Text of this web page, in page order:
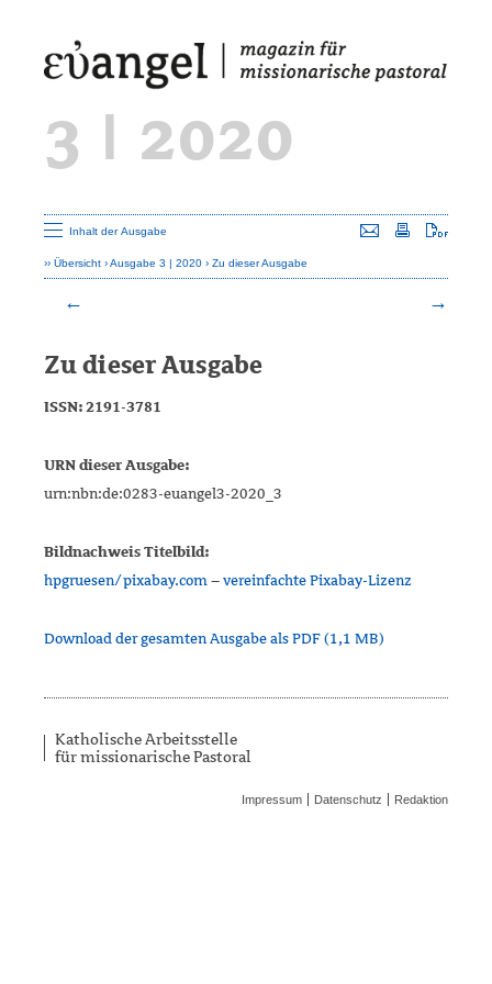
3 | 2020
Übersicht Ausgabe 3 | 2020 Zu dieser Ausgabe
Inhalt der Ausgabe Seite versenden
Seite drucken
Zu dieser Ausgabe
ISSN: 2191-3781
URN dieser Ausgabe:
urn:nbn:de:0283-euangel3-2020_3
Bildnachweis Titelbild:
hpgruesen/pixabay.com – vereinfachte Pixabay-Lizenz
Download der gesamten Ausgabe als PDF (1,1 MB)
Katholische Arbeitsstelle
für missionarische Pastoral
Impressum Datenschutz Redaktion